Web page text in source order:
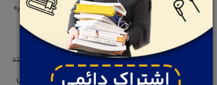
اتاق های مختلفه و این اتاقها برای جا دادن مطالبین که قراره
به خاطر بسپارین.
گلف باز ها، معمولاً بدون اینکه خودشون هم بدونن، از این متد
استفاده می کنن. این زمانی رخ می ده که اونا در حال بررسی